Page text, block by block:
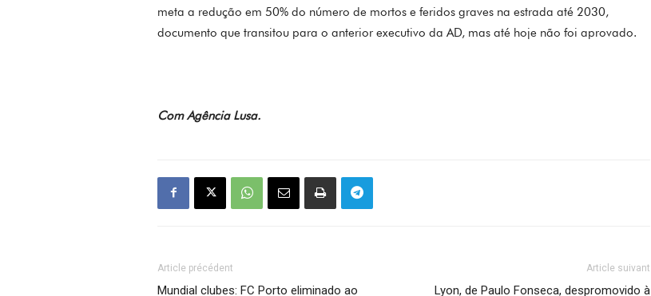
meta a redução em 50% do número de mortos e feridos graves na estrada até 2030,
documento que transitou para o anterior executivo da AD, mas até hoje não foi aprovado.
Com Agência Lusa.
Article précédent
Mundial clubes: FC Porto eliminado ao
Article suivant
Lyon, de Paulo Fonseca, despromovido à